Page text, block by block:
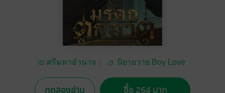
ศรีมหาอำนาจ
นิยายวาย Boy Love
ทดลองอ่าน ซื้อ 264 บาท